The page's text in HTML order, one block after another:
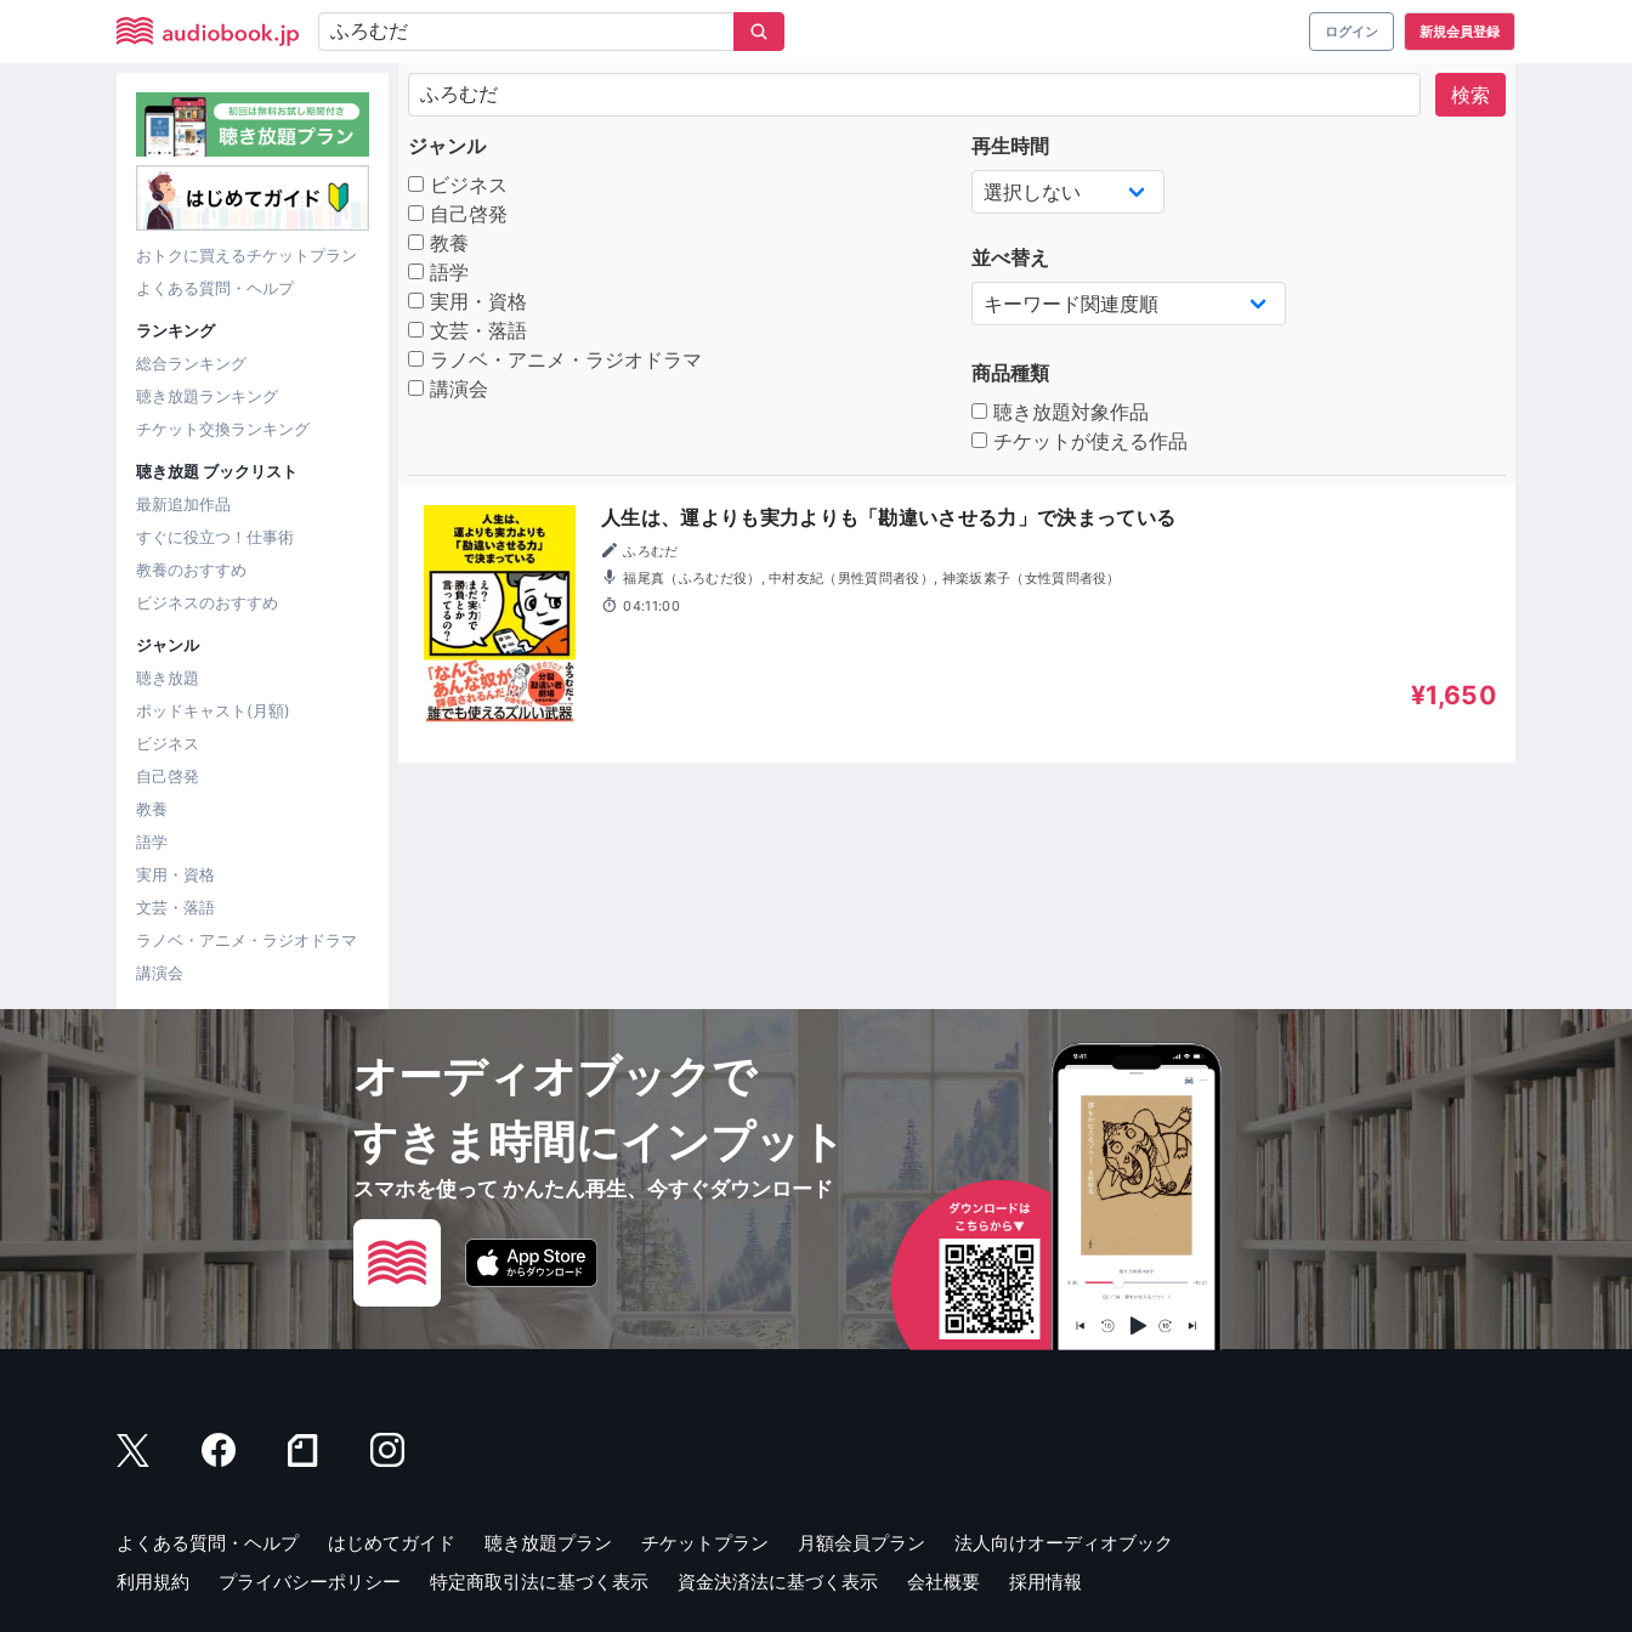
ログイン 新規会員登録
おトクに買えるチケットプラン
よくある質問・ヘルプ
ランキング
総合ランキング
聴き放題ランキング
チケット交換ランキング
聴き放題 ブックリスト
最新追加作品
すぐに役立つ！仕事術
教養のおすすめ
ビジネスのおすすめ
ジャンル
聴き放題
ポッドキャスト(月額)
ビジネス
自己啓発
教養
語学
実用・資格
文芸・落語
ラノベ・アニメ・ラジオドラマ
講演会
検索
ジャンル
ビジネス
自己啓発
教養
語学
実用・資格
文芸・落語
ラノベ・アニメ・ラジオドラマ
講演会
再生時間
並べ替え
商品種類
聴き放題対象作品
チケットが使える作品
人生は、運よりも実力よりも「勘違いさせる力」で決まっている
ふろむだ
福尾真（ふろむだ役）, 中村友紀（男性質問者役）, 神楽坂素子（女性質問者役）
04:11:00
¥1,650
オーディオブックで
すきま時間にインプット
スマホを使って かんたん再生、今すぐダウンロード
よくある質問・ヘルプ はじめてガイド 聴き放題プラン チケットプラン 月額会員プラン
法人向けオーディオブック
利用規約
プライバシーポリシー 特定商取引法に基づく表示 資金決済法に基づく表示 会社概要 採用情報